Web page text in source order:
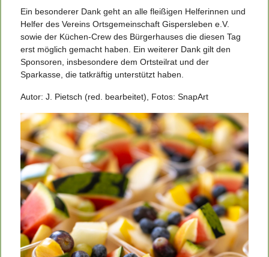
Ein besonderer Dank geht an alle fleißigen Helferinnen und
Helfer des Vereins Ortsgemeinschaft Gispersleben e.V.
sowie der Küchen-Crew des Bürgerhauses die diesen Tag
erst möglich gemacht haben. Ein weiterer Dank gilt den
Sponsoren, insbesondere dem Ortsteilrat und der
Sparkasse, die tatkräftig unterstützt haben.
Autor: J. Pietsch (red. bearbeitet), Fotos: SnapArt